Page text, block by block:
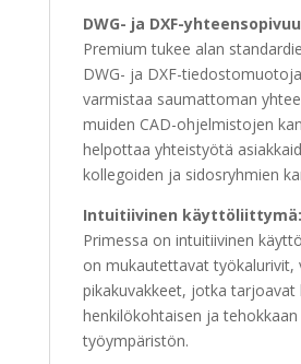
DWG- ja DXF-
Premium tukee alan
DWG- ja DXF-
varmistaa saumattoman
muiden CAD-ohjelmistojen
helpottaa yhteistyötä
kollegoiden ja sidosryhmien
Intuitiivinen käyttöliittymä:
Primessa on intuitiivinen
on mukautettavat työkalurivit,
pikakuvakkeet, jotka tarjoavat
henkilökohtaisen ja tehokkaan
työympäristön.